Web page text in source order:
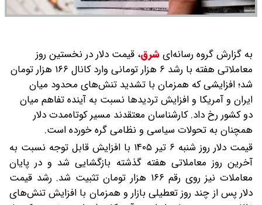
به گزارش گروه رسانه‌ایشرق، قیمت دلار در نخستین روز
معاملاتی هفته با رشد ۶ هزار تومانی وارد کانال ۱۶۶ هزار تومان
شد؛ افزایشی که همزمان با تشدید تنش‌های محدود میان
ایران و آمریکا و افزایش تردیدها نسبت به آینده تفاهم میان
دو کشور رخ داد. کارشناسان معتقدند مسیر کوتاه‌مدت دلار
همچنان به تحولات سیاسی و نظامی گره خورده است.
قیمت دلار روز شنبه ۶ تیر ۱۴۰۵ با افزایش قابل توجه نسبت به
آخرین روز معاملاتی هفته گذشته بازگشایی شد و در پایان
معاملات نیز روی رقم ۱۶۶ هزار تومان تثبیت شد. رشد قیمت
دلار پس از چند روز تعطیلی بازار و همزمان با افزایش تنش‌های